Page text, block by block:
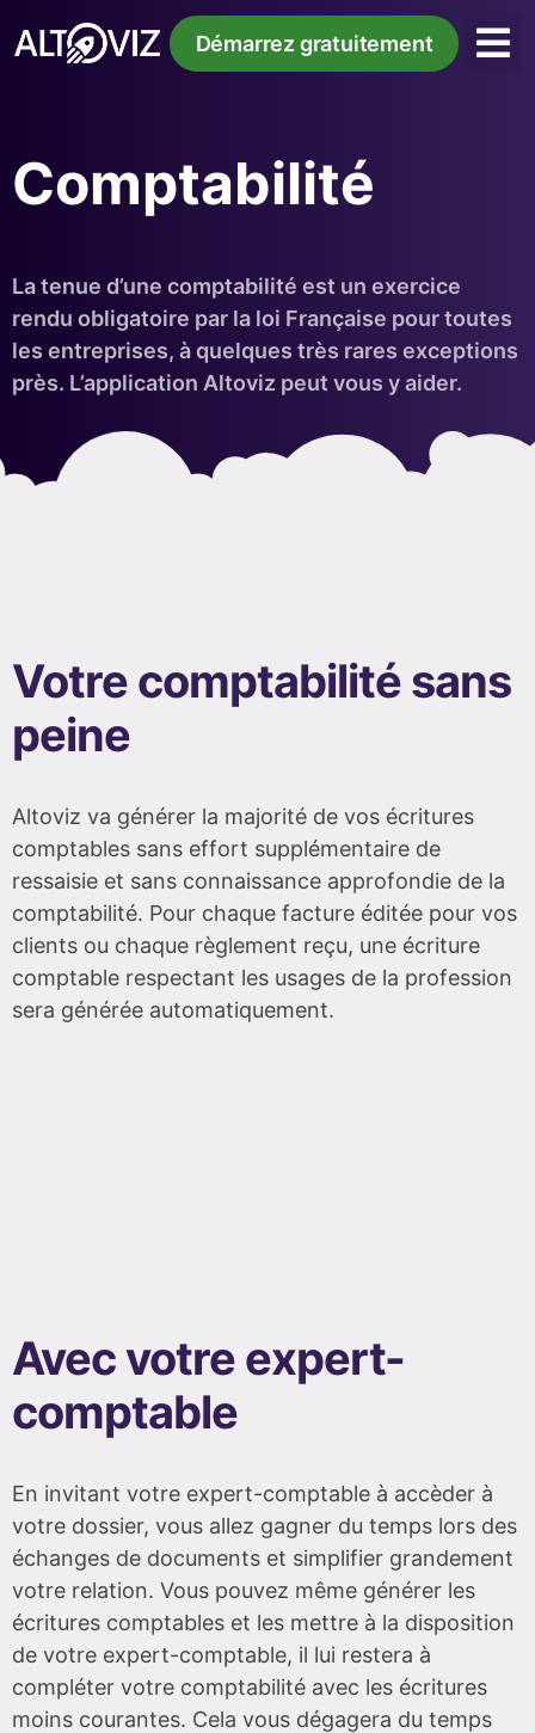
Démarrez gratuitement
Comptabilité
La tenue d’une comptabilité est un exercice
rendu obligatoire par la loi Française pour toutes
les entreprises, à quelques très rares exceptions
près. L’application Altoviz peut vous y aider.
Votre comptabilité sans
peine
Altoviz va générer la majorité de vos écritures
comptables sans effort supplémentaire de
ressaisie et sans connaissance approfondie de la
comptabilité. Pour chaque facture éditée pour vos
clients ou chaque règlement reçu, une écriture
comptable respectant les usages de la profession
sera générée automatiquement.
Avec votre expert-
comptable
En invitant votre expert-comptable à accèder à
votre dossier, vous allez gagner du temps lors des
échanges de documents et simplifier grandement
votre relation. Vous pouvez même générer les
écritures comptables et les mettre à la disposition
de votre expert-comptable, il lui restera à
compléter votre comptabilité avec les écritures
moins courantes. Cela vous dégagera du temps